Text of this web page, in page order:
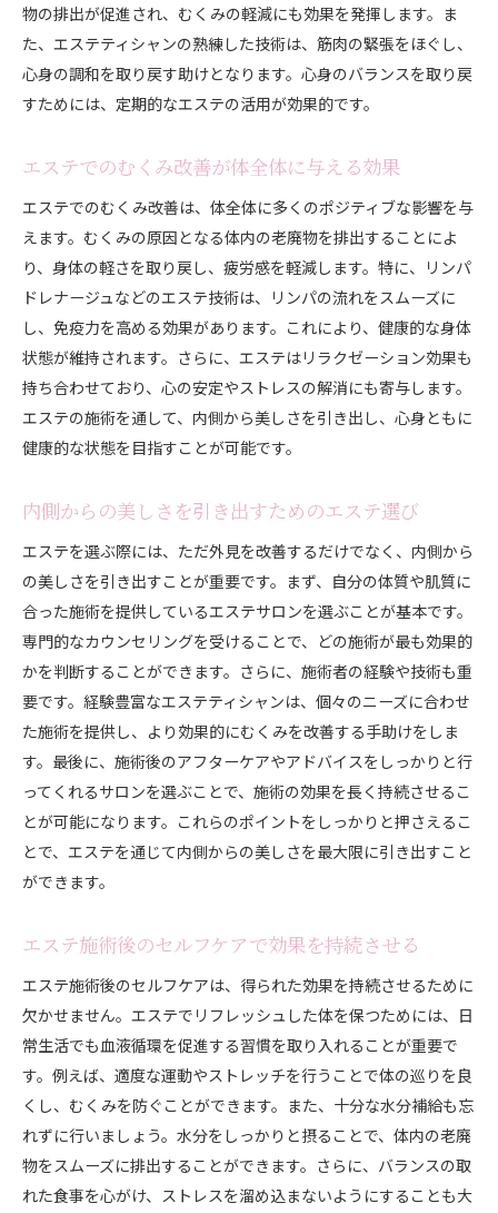
むくみ改善が健康に与える具体的影響
エステでの体のデトックス効果
むくみ改善と共に得られる体力向上
エステによる免疫力アップの実際
健康増進を目的としたエステ選びのポイント
エステを活用したむくみと疲労感の軽減メソッド
むくみと疲労感の密接な関係
エステ施術で得られる疲労回復効果
疲労感軽減のためのエステテクニック
エステでのリフレッシュとエネルギーの再生
日常に活かせるエステでの疲労軽減法
疲労回復を支えるエステと運動の併用
エステ体験がもたらす外見の変化
エステを通じて得られる健康維持の方法
日常生活に取り入れたいエステの効果
エステ体験がもたらす生活の質向上
美と健康を両立するためのエステ活用術
物の排出が促進され、むくみの軽減にも効果を発揮します。ま
た、エステティシャンの熟練した技術は、筋肉の緊張をほぐし、
心身の調和を取り戻す助けとなります。心身のバランスを取り戻
すためには、定期的なエステの活用が効果的です。
エステでのむくみ改善が体全体に与える効果
エステでのむくみ改善は、体全体に多くのポジティブな影響を与
えます。むくみの原因となる体内の老廃物を排出することによ
り、身体の軽さを取り戻し、疲労感を軽減します。特に、リンパ
ドレナージュなどのエステ技術は、リンパの流れをスムーズに
し、免疫力を高める効果があります。これにより、健康的な身体
状態が維持されます。さらに、エステはリラクゼーション効果も
持ち合わせており、心の安定やストレスの解消にも寄与します。
エステの施術を通して、内側から美しさを引き出し、心身ともに
健康的な状態を目指すことが可能です。
内側からの美しさを引き出すためのエステ選び
エステを選ぶ際には、ただ外見を改善するだけでなく、内側から
の美しさを引き出すことが重要です。まず、自分の体質や肌質に
合った施術を提供しているエステサロンを選ぶことが基本です。
専門的なカウンセリングを受けることで、どの施術が最も効果的
かを判断することができます。さらに、施術者の経験や技術も重
要です。経験豊富なエステティシャンは、個々のニーズに合わせ
た施術を提供し、より効果的にむくみを改善する手助けをしま
す。最後に、施術後のアフターケアやアドバイスをしっかりと行
ってくれるサロンを選ぶことで、施術の効果を長く持続させるこ
とが可能になります。これらのポイントをしっかりと押さえるこ
とで、エステを通じて内側からの美しさを最大限に引き出すこと
ができます。
エステ施術後のセルフケアで効果を持続させる
エステ施術後のセルフケアは、得られた効果を持続させるために
欠かせません。エステでリフレッシュした体を保つためには、日
常生活でも血液循環を促進する習慣を取り入れることが重要で
す。例えば、適度な運動やストレッチを行うことで体の巡りを良
くし、むくみを防ぐことができます。また、十分な水分補給も忘
れずに行いましょう。水分をしっかりと摂ることで、体内の老廃
物をスムーズに排出することができます。さらに、バランスの取
れた食事を心がけ、ストレスを溜め込まないようにすることも大